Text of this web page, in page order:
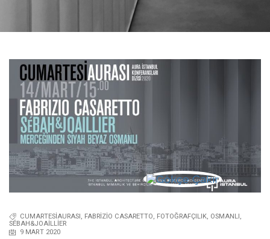
CUMARTESIAURASI, FABRIZIO CASARETTO, FOTOĞRAFÇILIK, OSMANLI,
SÉBAH&JOAILLIER
9 MART 2020